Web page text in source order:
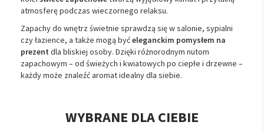
atmosferępodczas wieczornego relaksu.
Zapachydo wnętrzświetnie sprawdzą sięwsalonie, sypialni
czyłazience, a także mogą byćeleganckim pomysłem na
prezent dla bliskiej osoby. Dzięki różnorodnym nutom
zapachowym –od świeżych i kwiatowych po ciepłe i drzewne –
każdymoże znaleźćaromatidealnydla siebie.
WYBRANE DLA CIEBIE